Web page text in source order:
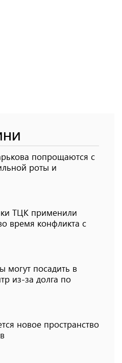
попрощаются с
роты и
ТЦК применили
время конфликта с
могут посадить в
из-за долга по
новое пространство